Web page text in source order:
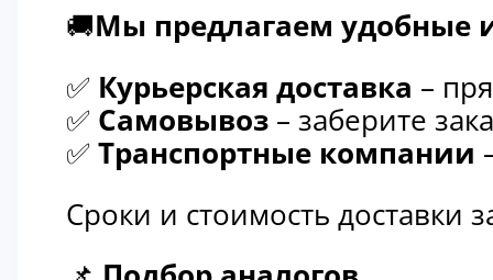
🚚Мы предлагаем удобные
✅ Курьерская доставка –
✅ Самовывоз – заберите
✅ Транспортные компании
Сроки и стоимость доставки